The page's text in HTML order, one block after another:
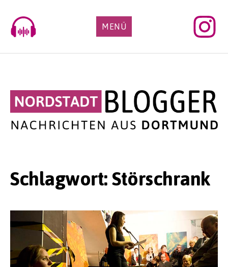
content
MENÜ
Schlagwort:Störschrank